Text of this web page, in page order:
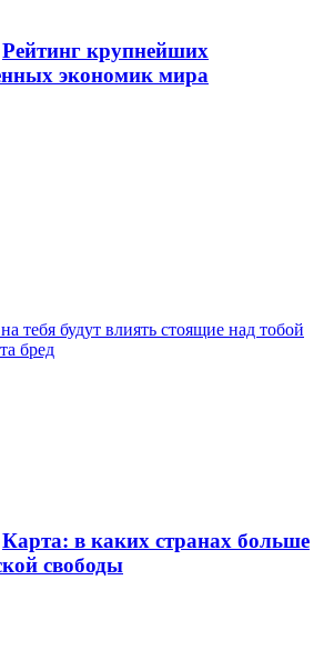
Рейтинг крупнейших
экономик мира
тебя будут влиять стоящие над тобой
бред
Карта: в каких странах больше
свободы